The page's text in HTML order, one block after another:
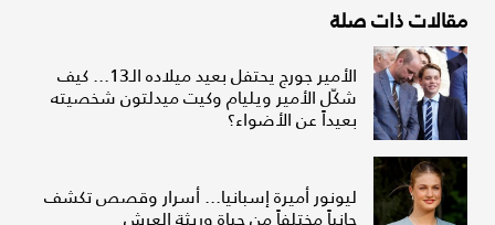
مقالات ذات صلة
الأمير جورج يحتفل بعيد ميلاده الـ13... كيف
شكّل الأمير ويليام وكيت ميدلتون شخصيته
بعيداً عن الأضواء؟
ليونور أميرة إسبانيا... أسرار وقصص تكشف
جانباً مختلفاً من حياة وريثة العرش